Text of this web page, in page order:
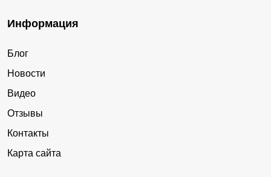
Информация
Блог
Новости
Видео
Отзывы
Контакты
Карта сайта